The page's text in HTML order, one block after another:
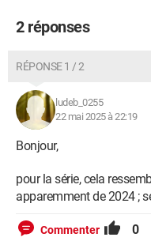
2 réponses
RÉPONSE 1 / 2
ludeb_0255
22 mai 2025 à 22:19
Bonjour,
pour la série, cela
apparemment de 2024 ;
Commenter 0